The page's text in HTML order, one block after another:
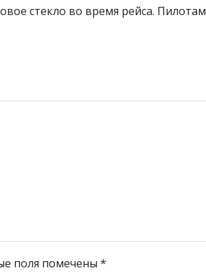
стекло во время рейса. Пилотам
поля помечены *